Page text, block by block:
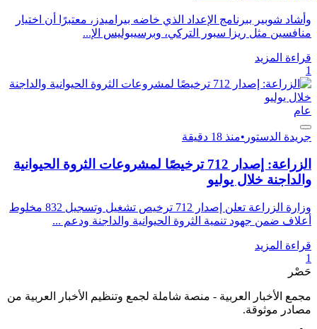
وأشاد شوبير ببرنامج الإعداد الذي خاضه بيراميدز، معتبرًا أن اختيار
منافسين مثل ريزا سبور التركي، وبرسيبوليس الإ...
قراءة المزيد
1
عام
جريدة الدستور •منذ 18 دقيقة
الزراعة: إصدار 712 ترخيصًا لمشروعات الثروة الحيوانية
والداجنة خلال يوليو
وزارة الزراعة تعلن إصدار 712 ترخيص تشغيل وتسجيل 832 مخلوط
أعلاف ضمن جهود تنمية الثروة الحيوانية والداجنة ودعم ...
قراءة المزيد
1
حَصْر
مجمع الأخبار العربية - منصة شاملة لجمع وتنظيم الأخبار العربية من
مصادر موثوقة.